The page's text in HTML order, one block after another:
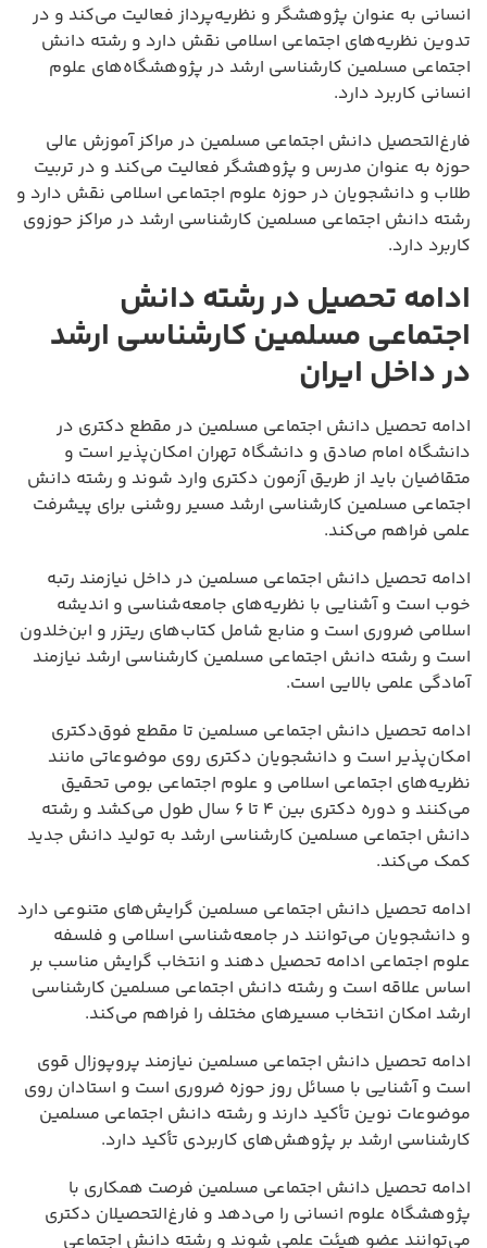
انسانی به عنوان پژوهشگر و نظریه‌پرداز فعالیت می‌کند و در
تدوین نظریه‌های اجتماعی اسلامی نقش دارد و رشته دانش
اجتماعی مسلمین کارشناسی ارشد در پژوهشگاه‌های علوم
انسانی کاربرد دارد.
فارغ‌التحصیل دانش اجتماعی مسلمین در مراکز آموزش عالی
حوزه به عنوان مدرس و پژوهشگر فعالیت می‌کند و در تربیت
طلاب و دانشجویان در حوزه علوم اجتماعی اسلامی نقش دارد و
رشته دانش اجتماعی مسلمین کارشناسی ارشد در مراکز حوزوی
کاربرد دارد.
ادامه تحصیل در رشته دانش
اجتماعی مسلمین کارشناسی ارشد
در داخل ایران
ادامه تحصیل دانش اجتماعی مسلمین در مقطع دکتری در
دانشگاه امام صادق و دانشگاه تهران امکان‌پذیر است و
متقاضیان باید از طریق آزمون دکتری وارد شوند و رشته دانش
اجتماعی مسلمین کارشناسی ارشد مسیر روشنی برای پیشرفت
علمی فراهم می‌کند.
ادامه تحصیل دانش اجتماعی مسلمین در داخل نیازمند رتبه
خوب است و آشنایی با نظریه‌های جامعه‌شناسی و اندیشه
اسلامی ضروری است و منابع شامل کتاب‌های ریتزر و ابن‌خلدون
است و رشته دانش اجتماعی مسلمین کارشناسی ارشد نیازمند
آمادگی علمی بالایی است.
ادامه تحصیل دانش اجتماعی مسلمین تا مقطع فوق‌دکتری
امکان‌پذیر است و دانشجویان دکتری روی موضوعاتی مانند
نظریه‌های اجتماعی اسلامی و علوم اجتماعی بومی تحقیق
می‌کنند و دوره دکتری بین ۴ تا ۶ سال طول می‌کشد و رشته
دانش اجتماعی مسلمین کارشناسی ارشد به تولید دانش جدید
کمک می‌کند.
ادامه تحصیل دانش اجتماعی مسلمین گرایش‌های متنوعی دارد
و دانشجویان می‌توانند در جامعه‌شناسی اسلامی و فلسفه
علوم اجتماعی ادامه تحصیل دهند و انتخاب گرایش مناسب بر
اساس علاقه است و رشته دانش اجتماعی مسلمین کارشناسی
ارشد امکان انتخاب مسیرهای مختلف را فراهم می‌کند.
ادامه تحصیل دانش اجتماعی مسلمین نیازمند پروپوزال قوی
است و آشنایی با مسائل روز حوزه ضروری است و استادان روی
موضوعات نوین تأکید دارند و رشته دانش اجتماعی مسلمین
کارشناسی ارشد بر پژوهش‌های کاربردی تأکید دارد.
ادامه تحصیل دانش اجتماعی مسلمین فرصت همکاری با
پژوهشگاه علوم انسانی را می‌دهد و فارغ‌التحصیلان دکتری
می‌توانند عضو هیئت علمی شوند و رشته دانش اجتماعی